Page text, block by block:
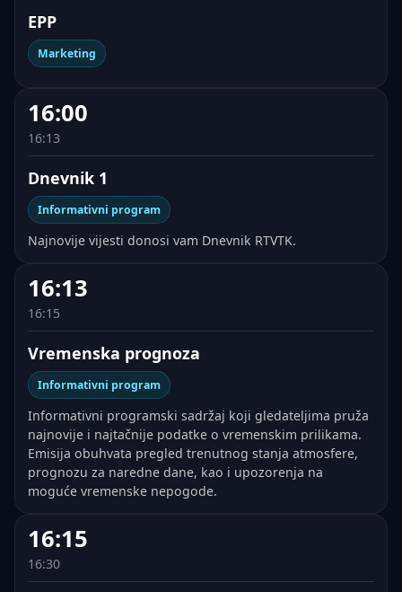
EPP
Marketing
16:00
16:13
Dnevnik 1
Informativni program
Najnovije vijesti donosi vam Dnevnik RTVTK.
16:13
16:15
Vremenska prognoza
Informativni program
Informativni programski sadržaj koji gledateljima pruža
najnovije i najtačnije podatke o vremenskim prilikama.
Emisija obuhvata pregled trenutnog stanja atmosfere,
prognozu za naredne dane, kao i upozorenja na
moguće vremenske nepogode.
16:15
16:30